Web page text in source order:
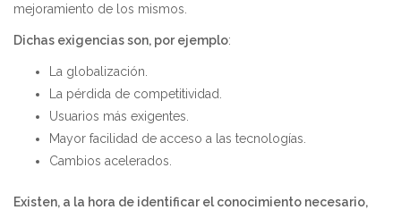
mejoramiento de los mismos.
Dichas exigencias son, por ejemplo:
La globalización.
La pérdida de competitividad.
Usuarios más exigentes.
Mayor facilidad de acceso a las tecnologías.
Cambios acelerados.
Existen, a la hora de identificar el conocimiento necesario,